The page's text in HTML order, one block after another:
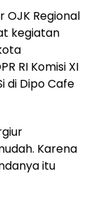
OJK Regional
kegiatan
RI Komisi XI
di Dipo Cafe
Karena
itu